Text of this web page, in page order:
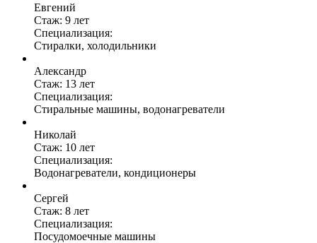
Евгений
Стаж: 9 лет
Специализация:
Стиралки, холодильники
Александр
Стаж: 13 лет
Специализация:
Стиральные машины, водонагреватели
Николай
Стаж: 10 лет
Специализация:
Водонагреватели, кондиционеры
Сергей
Стаж: 8 лет
Специализация:
Посудомоечные машины